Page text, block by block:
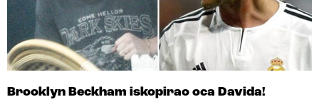
Brooklyn Beckham iskopirao oca Davida!